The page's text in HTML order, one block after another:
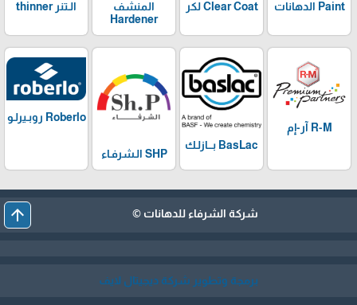
Paint الدهانات Clear Coat لكر
المنشف
Hardener
الـتنر thinner
R-M آر-إم
BasLac بـــازلـك
SHP الـشرفـاء
Roberlo روبـيرلـو
شركة الشرفاء للدهانات © arrow_upward
برمجة وتطوير شركة ديجيتال لايف